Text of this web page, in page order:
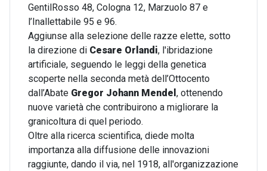
GentilRosso 48, Cologna 12, Marzuolo 87 e
l’Inallettabile 95 e 96.
Aggiunse alla selezione delle razze elette, sotto
la direzione di Cesare Orlandi, l'ibridazione
artificiale, seguendo le leggi della genetica
scoperte nella seconda metà dell’Ottocento
dall’Abate Gregor Johann Mendel , ottenendo
nuove varietà che contribuirono a migliorare la
granicoltura di quel periodo.
Oltre alla ricerca scientifica, diede molta
importanza alla diffusione delle innovazioni
raggiunte, dando il via, nel 1918, all'organizzazione